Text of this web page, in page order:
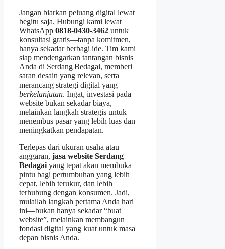
Jangan biarkan peluang digital lewat
begitu saja. Hubungi kami lewat
WhatsApp 0818‑0430‑3462 untuk
konsultasi gratis—tanpa komitmen,
hanya sekadar berbagi ide. Tim kami
siap mendengarkan tantangan bisnis
Anda di Serdang Bedagai, memberi
saran desain yang relevan, serta
merancang strategi digital yang
berkelanjutan. Ingat, investasi pada
website bukan sekadar biaya,
melainkan langkah strategis untuk
menembus pasar yang lebih luas dan
meningkatkan pendapatan.
Terlepas dari ukuran usaha atau
anggaran, jasa website Serdang
Bedagai yang tepat akan membuka
pintu bagi pertumbuhan yang lebih
cepat, lebih terukur, dan lebih
terhubung dengan konsumen. Jadi,
mulailah langkah pertama Anda hari
ini—bukan hanya sekadar “buat
website”, melainkan membangun
fondasi digital yang kuat untuk masa
depan bisnis Anda.